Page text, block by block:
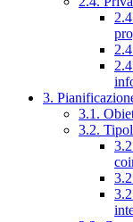
3.
3.1.
3.2.